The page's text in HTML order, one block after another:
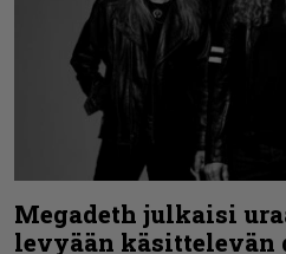
Megadeth julkaisi
levyään käsittelevän